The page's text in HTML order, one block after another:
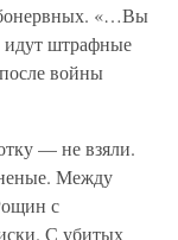
«…Вы
штрафные
войны
— не взяли.
Между
с
С убитых